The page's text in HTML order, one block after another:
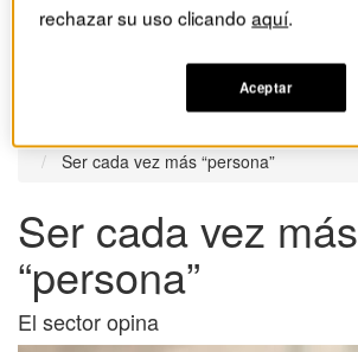
Ser cada vez más “persona”
Ser cada vez más
“persona”
El sector opina
rechazar su uso clicandoaquí.
Aceptar